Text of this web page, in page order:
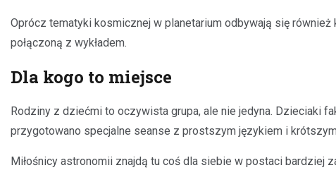
Oprócz tematyki kosmicznej w planetarium odbywają się
połączoną z wykładem.
Dla kogo to miejsce
Rodziny z dziećmi to oczywista grupa, ale nie jedyna. Dzieciaki
przygotowano specjalne seanse z prostszym językiem i
Miłośnicy astronomii znajdą tu coś dla siebie w postaci bardziej